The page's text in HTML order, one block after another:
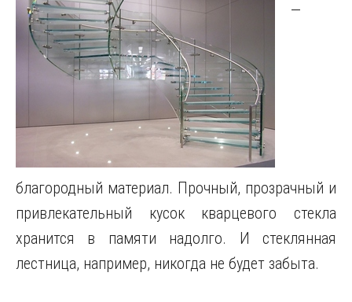
—
благородный материал. Прочный, прозрачный и
привлекательный кусок кварцевого стекла
хранится в памяти надолго. И стеклянная
лестница, например, никогда не будет забыта.